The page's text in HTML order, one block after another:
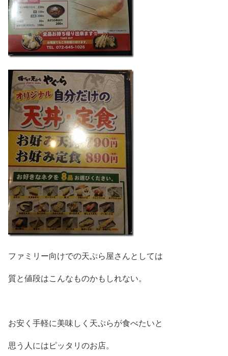
ファミリー向けでの天ぷら屋さんとしては
質と値段はこんなものかもしれない。
お安く手軽に美味しく天ぷらが食べたいと
思う人にはピッタリのお店。